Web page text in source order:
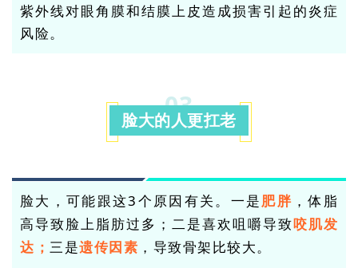
紫外线对眼角膜和结膜上皮造成损害引起的炎症
风险。
03
脸大的人更扛老
脸大，可能跟这3个原因有关。一是肥胖 ，体脂
高导致脸上脂肪过多；二是喜欢咀嚼导致咬肌发
达； 三是遗传因素 ，导致骨架比较大。